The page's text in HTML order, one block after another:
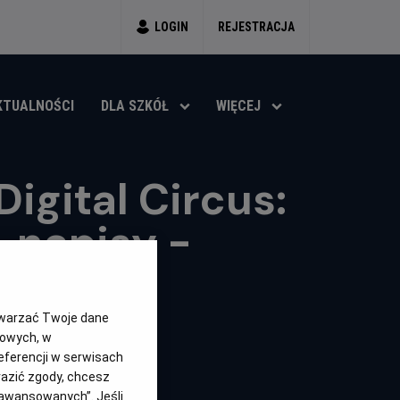
LOGIN REJESTRACJA
DLA SZKÓŁ WIĘCEJ
Circus:
napisy -
Twoje dane
w
w serwisach
zgody, chcesz
Jeśli